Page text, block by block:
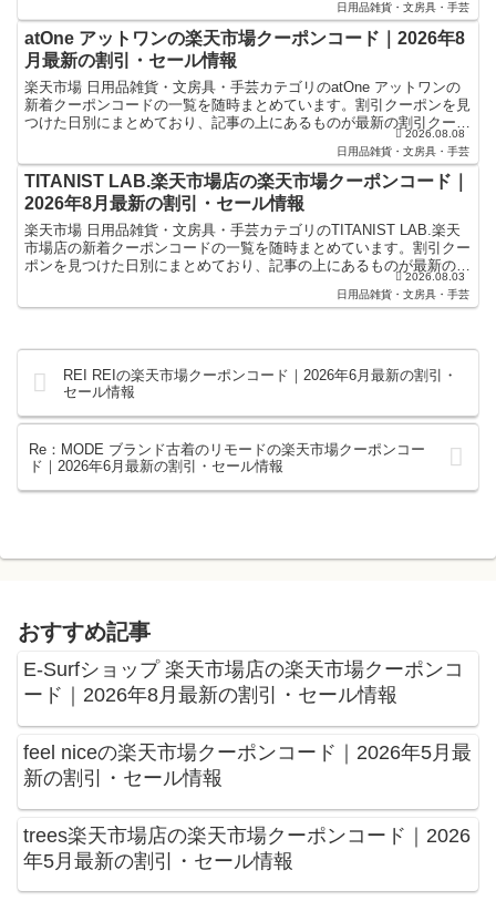
日用品雑貨・文房具・手芸
atOne アットワンの楽天市場クーポンコード｜2026年8
月最新の割引・セール情報
楽天市場 日用品雑貨・文房具・手芸カテゴリのatOne アットワンの
新着クーポンコードの一覧を随時まとめています。割引クーポンを見
つけた日別にまとめており、記事の上にあるものが最新の割引クーポ
2026.08.08
日用品雑貨・文房具・手芸
TITANIST LAB.楽天市場店の楽天市場クーポンコード｜
2026年8月最新の割引・セール情報
楽天市場 日用品雑貨・文房具・手芸カテゴリのTITANIST LAB.楽天
市場店の新着クーポンコードの一覧を随時まとめています。割引クー
ポンを見つけた日別にまとめており、記事の上にあるものが最新の割
2026.08.03
日用品雑貨・文房具・手芸
REI REIの楽天市場クーポンコード｜2026年6月最新の割引・
セール情報
Re：MODE ブランド古着のリモードの楽天市場クーポンコー
ド｜2026年6月最新の割引・セール情報
おすすめ記事
E-Surfショップ 楽天市場店の楽天市場クーポンコ
ード｜2026年8月最新の割引・セール情報
feel niceの楽天市場クーポンコード｜2026年5月最
新の割引・セール情報
trees楽天市場店の楽天市場クーポンコード｜2026
年5月最新の割引・セール情報